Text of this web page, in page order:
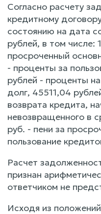
Согласно расчету
кредитному
состоянию на дата
рублей, в том числе:
просроченный
- проценты за
рублей - проценты
долг, 45511,04
возврата кредита,
невозвращенного в
руб. - пени за
пользование
Расчет
признан
ответчиком не
Исходя из